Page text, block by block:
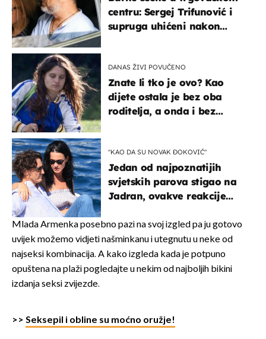
centru: Sergej Trifunović i
supruga uhićeni nakon
DANAS ŽIVI POVUČENO
Znate li tko je ovo? Kao
dijete ostala je bez oba
roditelja, a onda i bez
"KAO DA SU NOVAK ĐOKOVIĆ"
Jedan od najpoznatijih
svjetskih parova stigao na
Jadran, ovakve reakcije
Mlada Armenka posebno pazi na svoj izgled pa ju gotovo
uvijek možemo vidjeti našminkanu i utegnutu u neke od
najseksi kombinacija. A kako izgleda kada je potpuno
opuštena na plaži pogledajte u nekim od najboljih bikini
izdanja seksi zvijezde.
>> Seksepil i obline su moćno oružje!